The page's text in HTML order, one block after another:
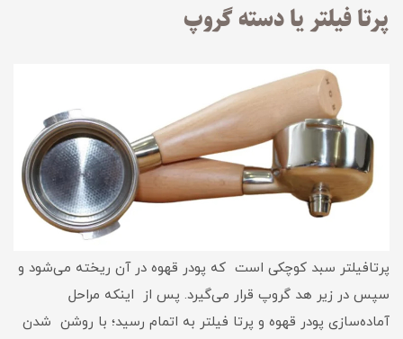
پرتا فیلتر یا دسته گروپ
پرتافیلتر سبد کوچکی است که پودر قهوه در آن ریخته می‌شود و
سپس در زیر هد گروپ قرار می‌گیرد. پس از اینکه مراحل
آماده‌سازی پودر قهوه و پرتا فیلتر به اتمام رسید؛ با روشن شدن